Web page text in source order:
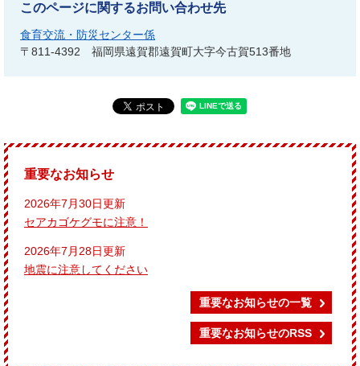
このページに関するお問い合わせ先
食育交流・防災センター係
〒811-4392
福岡県遠賀郡遠賀町大字今古賀513番地
重要なお知らせ
2026年7月30日更新
セアカゴケグモに注意！
2026年7月28日更新
地震に注意してください
重要なお知らせの一覧
重要なお知らせのRSS